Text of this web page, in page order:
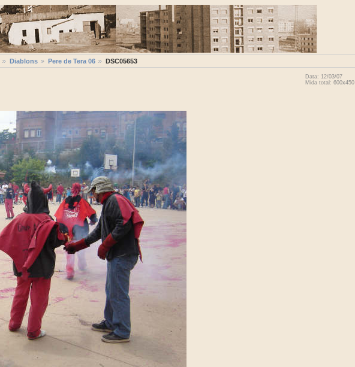
Diablons Pere de Tera 06 DSC05653
Data: 12/03/07
Mida total: 600x450